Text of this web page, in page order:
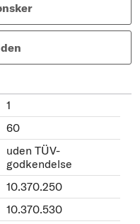
1
60
uden TÜV-
godkendelse
10.370.250
10.370.530